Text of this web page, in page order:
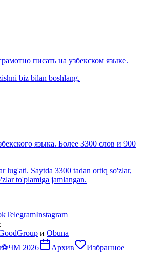
писать на узбекском языке.
biz bilan boshlang.
языка. Более 3300 слов и 900
lug'ati. Saytda 3300 tadan ortiq so'zlar,
to'plamiga jamlangan.
TelegramInstagram
и Obuna
⚽ЧМ 2026 Архив Избранное